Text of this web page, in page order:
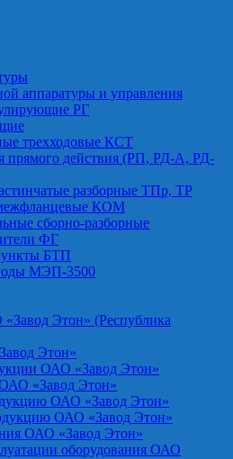
аппаратуры и управления
РГ
трехходовые КСТ
прямого действия (РП, РД-А, РД-
разборные ТПр, ТР
КОМ
сборно-разборные
ФГ
БТП
МЭП-3500
Этон» (Республика
Этон»
ОАО «Завод Этон»
«Завод Этон»
ОАО «Завод Этон»
ОАО «Завод Этон»
ОАО «Завод Этон»
оборудования ОАО